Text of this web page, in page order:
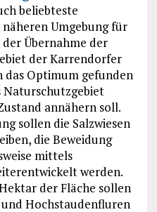
beliebteste
Umgebung für
Übernahme der
der Karrendorfer
das Optimum gefunden
Naturschutzgebiet
annähern soll.
sollen die Salzwiesen
die Beweidung
mittels
werden.
der Fläche sollen
Hochstaudenfluren